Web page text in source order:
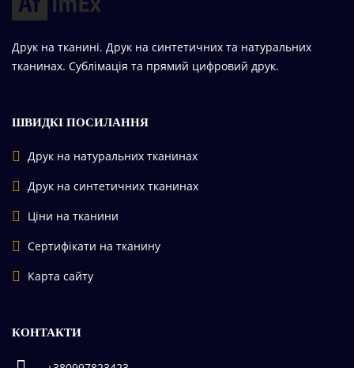
Друк на тканині. Друк на синтетичних та натуральних
тканинах. Сублімація та прямий цифровий друк.
ШВИДКІ ПОСИЛАННЯ
Друк на натуральних тканинах
Друк на синтетичних тканинах
Ціни на тканини
Сертифікати на тканину
Карта сайту
КОНТАКТИ